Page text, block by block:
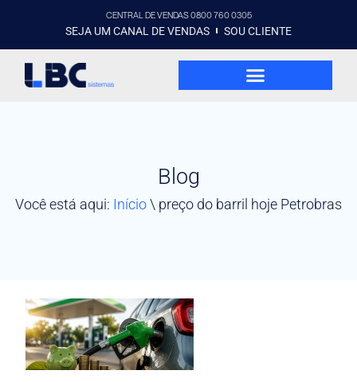
CENTRAL DE VENDAS 0800 760 0305
SEJA UM CANAL DE VENDAS SOU CLIENTE
Blog
Você está aqui: Início\ preço do barril hoje Petrobras